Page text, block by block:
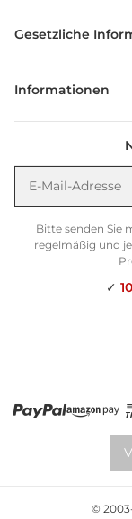
Gesetzliche
Informationen
Bitte senden Sie
regelmäßig und
✓
©